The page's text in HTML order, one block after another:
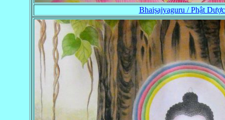
Bhaiṣajyaguru / Phật